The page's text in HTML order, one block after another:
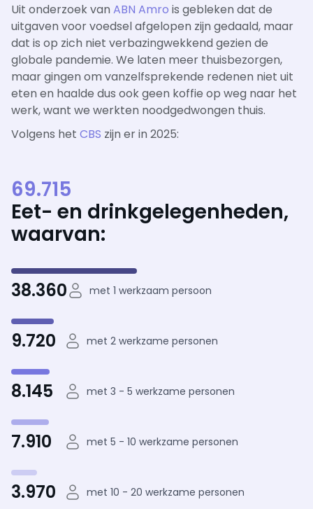
Uit onderzoek van ABN Amro is gebleken dat de
uitgaven voor voedsel afgelopen zijn gedaald, maar
dat is op zich niet verbazingwekkend gezien de
globale pandemie. We laten meer thuisbezorgen,
maar gingen om vanzelfsprekende redenen niet uit
eten en haalde dus ook geen koffie op weg naar het
werk, want we werkten noodgedwongen thuis.
Volgens het CBS zijn er in 2025:
69.715
Eet- en drinkgelegenheden,
waarvan:
38.360 met 1 werkzaam persoon
9.720 met 2 werkzame personen
8.145 met 3 - 5 werkzame personen
7.910 met 5 - 10 werkzame personen
3.970 met 10 - 20 werkzame personen